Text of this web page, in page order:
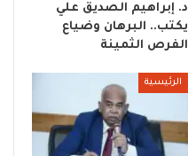
د. إبراهيم الصديق علي
يكتب.. البرهان وضياع
الفرص الثمينة
الرئيسية